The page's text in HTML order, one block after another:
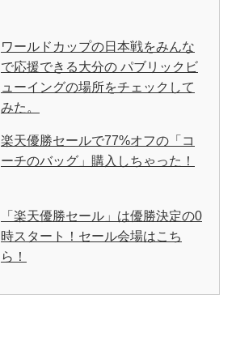
ワールドカップの日本戦をみんな
で応援できる大分の パブリックビ
ューイングの場所をチェックして
みた。
楽天優勝セールで77%オフの「コ
ーチのバッグ」購入しちゃった！
「楽天優勝セール」は優勝決定の0
時スタート！セール会場はこち
ら！